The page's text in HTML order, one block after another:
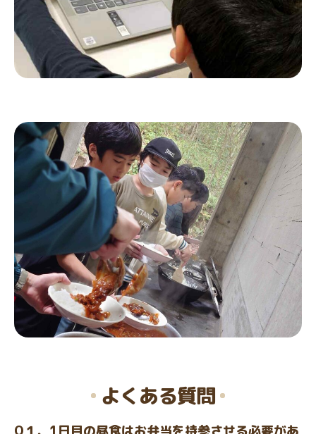
よくある質問